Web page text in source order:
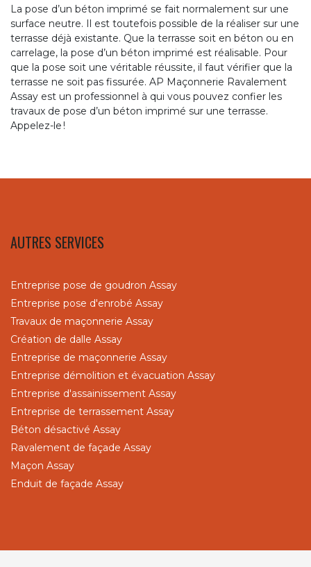
La pose d’un béton imprimé se fait normalement sur une
surface neutre. Il est toutefois possible de la réaliser sur une
terrasse déjà existante. Que la terrasse soit en béton ou en
carrelage, la pose d’un béton imprimé est réalisable. Pour
que la pose soit une véritable réussite, il faut vérifier que la
terrasse ne soit pas fissurée. AP Maçonnerie Ravalement
Assay est un professionnel à qui vous pouvez confier les
travaux de pose d’un béton imprimé sur une terrasse.
Appelez-le !
AUTRES SERVICES
Entreprise pose de goudron Assay
Entreprise pose d'enrobé Assay
Travaux de maçonnerie Assay
Création de dalle Assay
Entreprise de maçonnerie Assay
Entreprise démolition et évacuation Assay
Entreprise d'assainissement Assay
Entreprise de terrassement Assay
Béton désactivé Assay
Ravalement de façade Assay
Maçon Assay
Enduit de façade Assay